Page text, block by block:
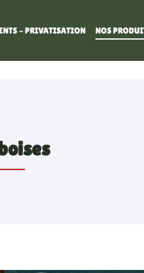
- PRIVATISATION NOS